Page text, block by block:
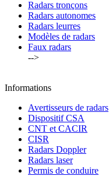
Radars tronçons
Radars autonomes
Radars leurres
Modèles de radars
Faux radars
-->
Informations
Avertisseurs de radars
Dispositif CSA
CNT et CACIR
CISR
Radars Doppler
Radars laser
Permis de conduire